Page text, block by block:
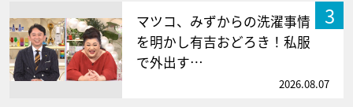
3
マツコ、みずからの洗濯事情
を明かし有吉おどろき！私服
で外出す…
2026.08.07